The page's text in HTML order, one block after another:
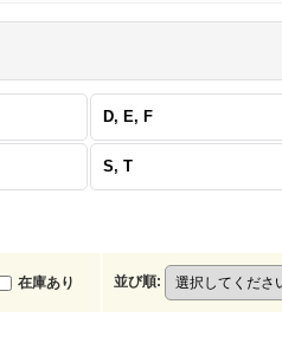
D, E, F
S, T
在庫あり 並び順: